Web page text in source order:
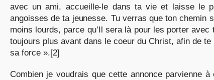
avec un ami, accueille-le dans ta vie et laisse le
angoisses de ta jeunesse. Tu verras que ton chemin
moins lourds, parce qu’Il sera là pour les porter
toujours plus avant dans le coeur du Christ, afin de
sa force ».[2]
Combien je voudrais que cette annonce parvienne